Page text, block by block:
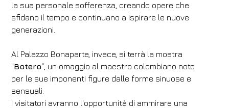
la sua personale sofferenza, creando opere che
sfidano il tempo e continuano a ispirare le nuove
generazioni.
Al Palazzo Bonaparte, invece, si terrà la mostra
"Botero", un omaggio al maestro colombiano noto
per le sue imponenti figure dalle forme sinuose e
sensuali.
I visitatori avranno l'opportunità di ammirare una